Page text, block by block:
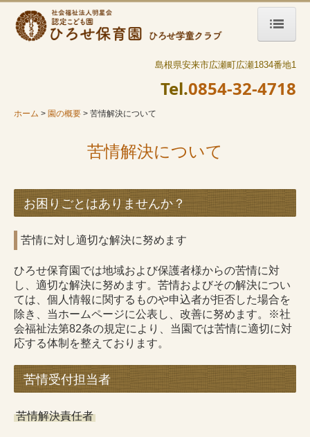
苦情解決について
保育の内容
園の一日と年間行事
給食・お弁当について
ひろせ学童クラブ
お問合せ
個人情報保護方針
島根県安来市広瀬町広瀬1834番地1
Tel.0854-32-4718
ホーム 園の概要 苦情解決について
苦情解決について
お困りごとはありませんか？
苦情に対し適切な解決に努めます
ひろせ保育園では地域および保護者様からの苦情に対
し、適切な解決に努めます。苦情およびその解決につい
ては、個人情報に関するものや申込者が拒否した場合を
除き、当ホームページに公表し、改善に努めます。※社
会福祉法第82条の規定により、当園では苦情に適切に対
応する体制を整えております。
苦情受付担当者
苦情解決責任者